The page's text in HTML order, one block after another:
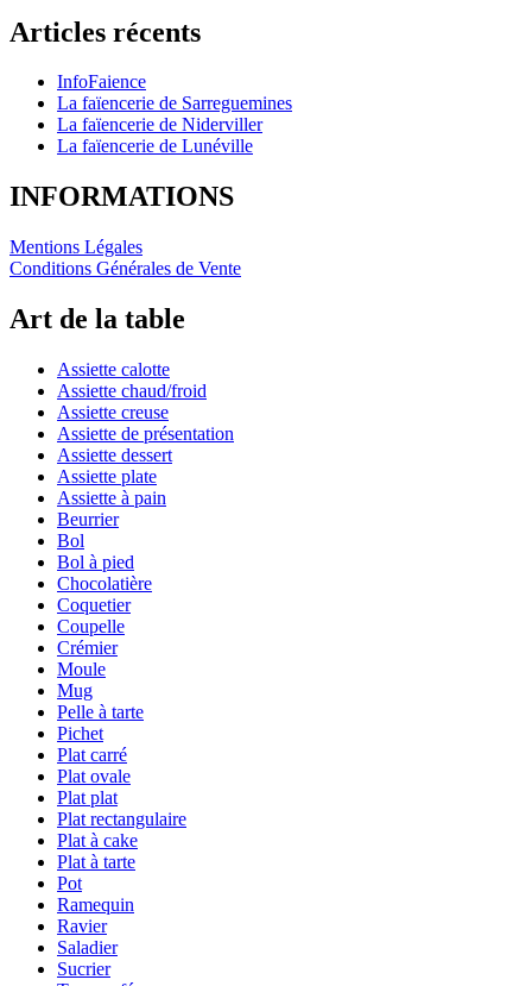
Articles récents
InfoFaience
La faïencerie de Sarreguemines
La faïencerie de Niderviller
La faïencerie de Lunéville
INFORMATIONS
Mentions Légales
Conditions Générales de Vente
Art de la table
Assiette calotte
Assiette chaud/froid
Assiette creuse
Assiette de présentation
Assiette dessert
Assiette plate
Assiette à pain
Beurrier
Bol
Bol à pied
Chocolatière
Coquetier
Coupelle
Crémier
Moule
Mug
Pelle à tarte
Pichet
Plat carré
Plat ovale
Plat plat
Plat rectangulaire
Plat à cake
Plat à tarte
Pot
Ramequin
Ravier
Saladier
Sucrier